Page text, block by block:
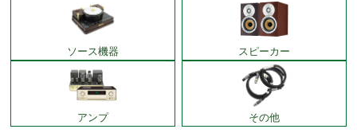
ソース機器 スピーカー
アンプ その他